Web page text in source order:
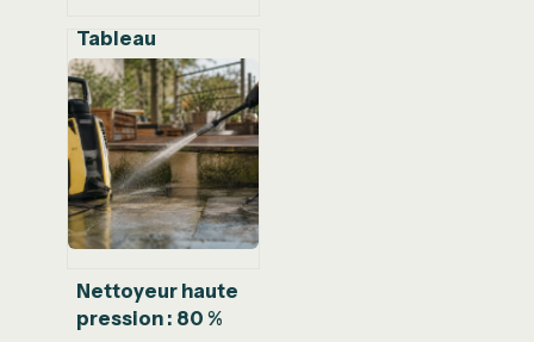
Tableau
comparatif des
isolants
thermiques : 15
matériaux passés
au crible pour
choisir le vôtre
Nettoyeur haute
pression : 80 %